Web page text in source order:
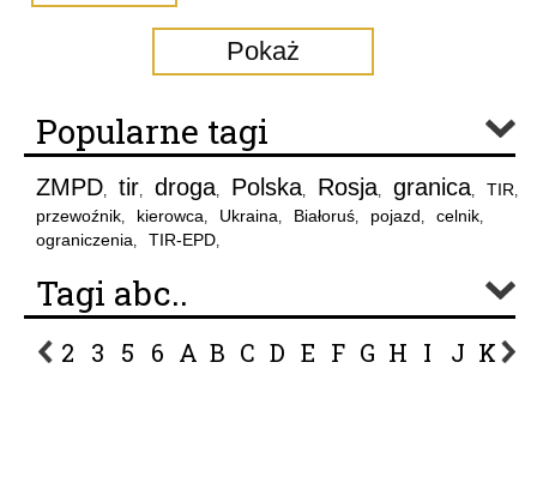
Pokaż
Popularne tagi
ZMPD, tir, droga, Polska, Rosja, granica, TIR,
przewoźnik, kierowca, Ukraina, Białoruś, pojazd, celnik,
ograniczenia, TIR-EPD,
Tagi abc..
2 3 5 6 A B C D E F G H I J K L